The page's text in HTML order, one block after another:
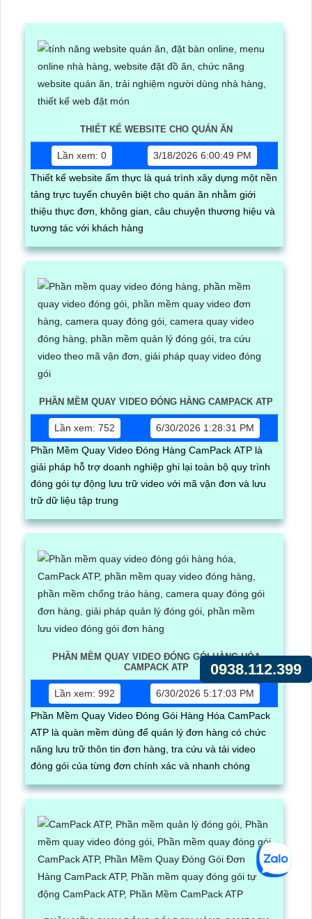
THIẾT KẾ WEBSITE CHO QUÁN ĂN
Lần xem: 0
3/18/2026 6:00:49 PM
Thiết kế website ẩm thực là quá trình xây dựng một nền
tảng trực tuyến chuyên biệt cho quán ăn nhằm giới
thiệu thực đơn, không gian, câu chuyện thương hiệu và
tương tác với khách hàng
PHẦN MỀM QUAY VIDEO ĐÓNG HÀNG CAMPACK ATP
Lần xem: 752
6/30/2026 1:28:31 PM
Phần Mềm Quay Video Đóng Hàng CamPack ATP là
giải pháp hỗ trợ doanh nghiệp ghi lại toàn bộ quy trình
đóng gói tự động lưu trữ video với mã vận đơn và lưu
trữ dữ liệu tập trung
PHẦN MỀM QUAY VIDEO ĐÓNG GÓI HÀNG HÓA
CAMPACK ATP
Lần xem: 992
6/30/2026 5:17:03 PM
Phần Mềm Quay Video Đóng Gói Hàng Hóa CamPack
ATP là quàn mềm dùng để quản lý đơn hàng có chức
năng lưu trữ thôn tin đơn hàng, tra cứu và tải video
đóng gói của từng đơn chính xác và nhanh chóng
0938.112.399